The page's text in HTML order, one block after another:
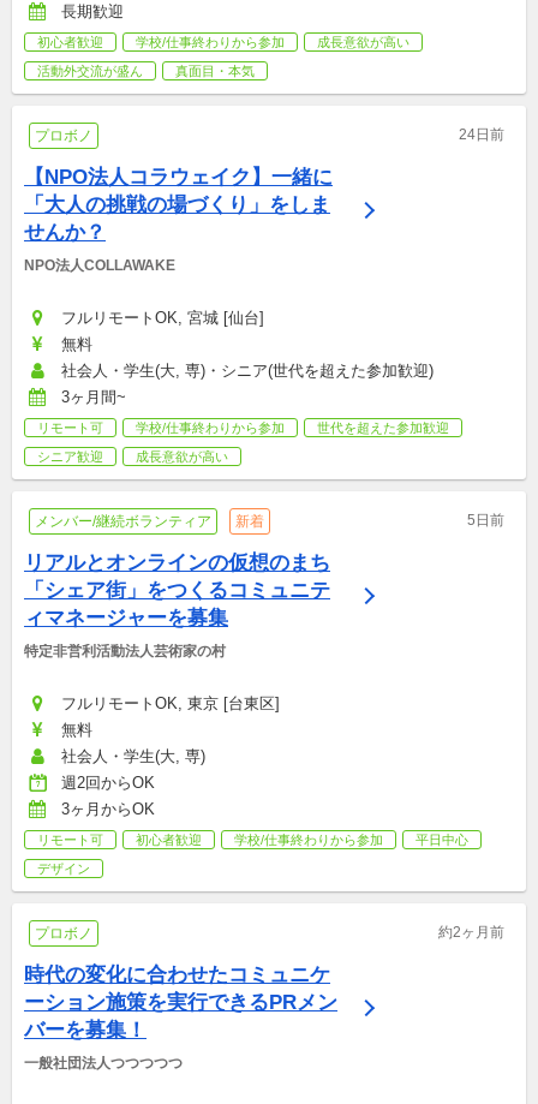
長期歓迎
初心者歓迎 学校/仕事終わりから参加
成長意欲が高い
活動外交流が盛ん
真面目・本気
プロボノ 24日前
【NPO法人コラウェイク】一緒に
「大人の挑戦の場づくり」をしま
せんか？
NPO法人COLLAWAKE
フルリモートOK, 宮城 [仙台]
無料
社会人・学生(大, 専)・シニア(世代を超えた参加歓迎)
3ヶ月間~
リモート可 学校/仕事終わりから参加
世代を超えた参加歓迎
シニア歓迎
成長意欲が高い
メンバー/継続ボランティア 新着 5日前
リアルとオンラインの仮想のまち
「シェア街」をつくるコミュニテ
ィマネージャーを募集
特定非営利活動法人芸術家の村
フルリモートOK, 東京 [台東区]
無料
社会人・学生(大, 専)
週2回からOK
3ヶ月からOK
リモート可 初心者歓迎 学校/仕事終わりから参加
平日中心
デザイン
プロボノ 約2ヶ月前
時代の変化に合わせたコミュニケ
ーション施策を実行できるPRメン
バーを募集！
一般社団法人つつつつつ